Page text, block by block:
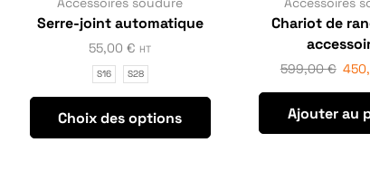
Serre-joint automatique
55,00€ HT
S16 S28
Choix des options
Chariot de
599,00€
Ajouter au